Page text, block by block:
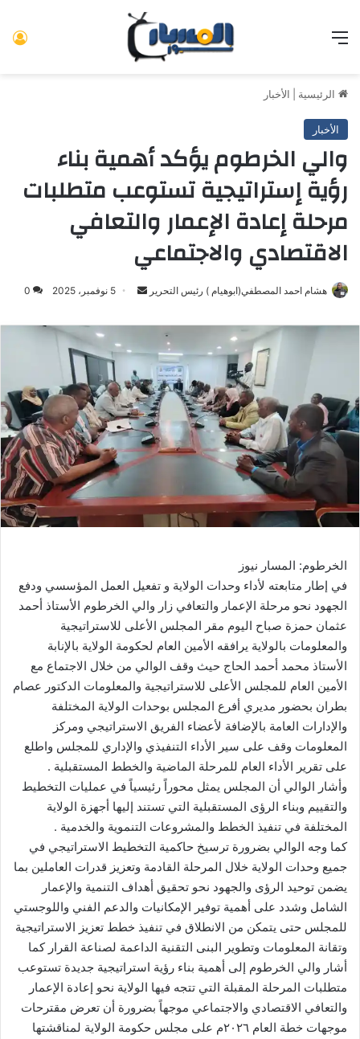
الرئيسية الأخبار
الأخبار
والي الخرطوم يؤكد أهمية بناء
رؤية إستراتيجية تستوعب متطلبات
مرحلة إعادة الإعمار والتعافي
الاقتصادي والاجتماعي
هشام احمد المصطفي(ابوهيام ) رئيس التحرير
أرسل
إلكترونيا
5 نوفمبر، 2025 0
الخرطوم: المسار نيوز
في إطار متابعته لأداء وحدات الولاية و تفعيل العمل المؤسسي ودفع
الجهود نحو مرحلة الإعمار والتعافي زار والي الخرطوم الأستاذ أحمد
عثمان حمزة صباح اليوم مقر المجلس الأعلى للاستراتيجية
والمعلومات بالولاية يرافقه الأمين العام لحكومة الولاية بالإنابة
الأستاذ محمد أحمد الحاج حيث وقف الوالي من خلال الاجتماع مع
الأمين العام للمجلس الأعلى للاستراتيجية والمعلومات الدكتور عصام
بطران بحضور مديري أفرع المجلس بوحدات الولاية المختلفة
والإدارات العامة بالإضافة لأعضاء الفريق الاستراتيجي ومركز
المعلومات وقف على سير الأداء التنفيذي والإداري للمجلس واطلع
على تقرير الأداء العام للمرحلة الماضية والخطط المستقبلية .
وأشار الوالي أن المجلس يمثل محوراً رئيسياً في عمليات التخطيط
والتقييم وبناء الرؤى المستقبلية التي تستند إليها أجهزة الولاية
المختلفة في تنفيذ الخطط والمشروعات التنموية والخدمية .
كما وجه الوالي بضرورة ترسيخ حاكمية التخطيط الاستراتيجي في
جميع وحدات الولاية خلال المرحلة القادمة وتعزيز قدرات العاملين بما
يضمن توحيد الرؤى والجهود نحو تحقيق أهداف التنمية والإعمار
الشامل وشدد على أهمية توفير الإمكانيات والدعم الفني واللوجستي
للمجلس حتى يتمكن من الانطلاق في تنفيذ خطط تعزيز الاستراتيجية
وتقانة المعلومات وتطوير البنى التقنية الداعمة لصناعة القرار كما
أشار والي الخرطوم إلى أهمية بناء رؤية استراتيجية جديدة تستوعب
متطلبات المرحلة المقبلة التي تتجه فيها الولاية نحو إعادة الإعمار
والتعافي الاقتصادي والاجتماعي موجهاً بضرورة أن تعرض مقترحات
موجهات خطة العام ٢٠٢٦م على مجلس حكومة الولاية لمناقشتها